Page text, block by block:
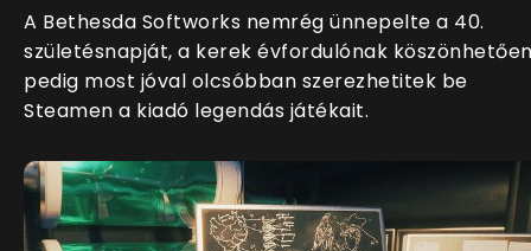
A Bethesda Softworks nemrég ünnepelte a 40.
születésnapját, a kerek évfordulónak
pedig most jóval olcsóbban szerezhetitek be
Steamen a kiadó legendás játékait.